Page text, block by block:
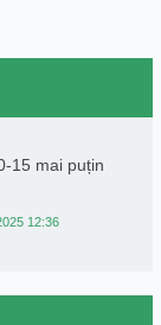
15 mai puțin
12:36